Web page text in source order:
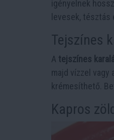
igényelnek
levesek,
Tejszínes
A tejszínes
majd vízzel vagy
krémesíthető.
Kapros